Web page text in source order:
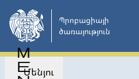
Անցնել
հիմնական
բովանդակությանը
Պրոբացիայի
ծառայություն
Մենյու